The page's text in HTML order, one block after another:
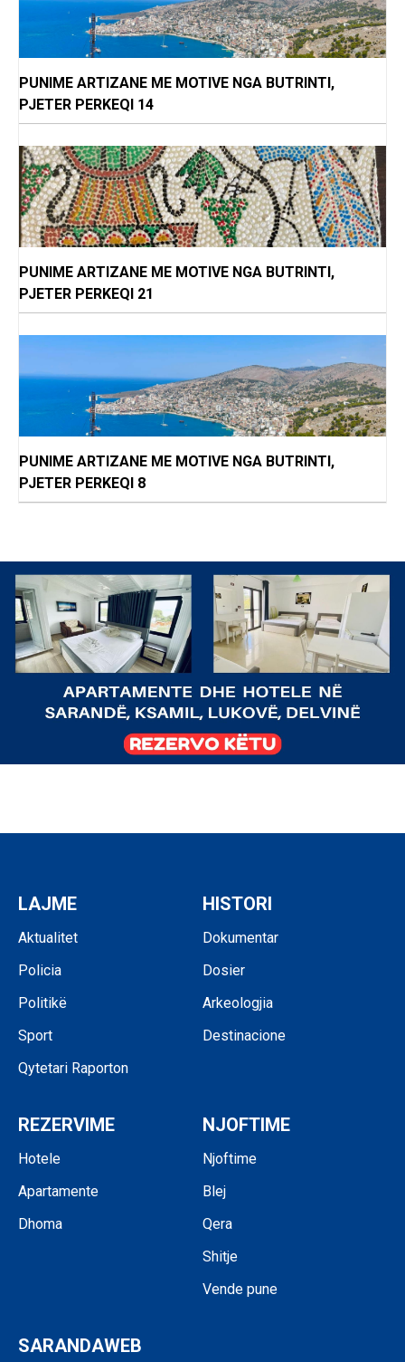
PUNIME ARTIZANE ME MOTIVE NGA BUTRINTI,
PJETER PERKEQI 14
PUNIME ARTIZANE ME MOTIVE NGA BUTRINTI,
PJETER PERKEQI 21
PUNIME ARTIZANE ME MOTIVE NGA BUTRINTI,
PJETER PERKEQI 8
LAJME
Aktualitet
Policia
Politikë
Sport
Qytetari Raporton
HISTORI
Dokumentar
Dosier
Arkeologjia
Destinacione
REZERVIME
Hotele
Apartamente
Dhoma
NJOFTIME
Njoftime
Blej
Qera
Shitje
Vende pune
SARANDAWEB